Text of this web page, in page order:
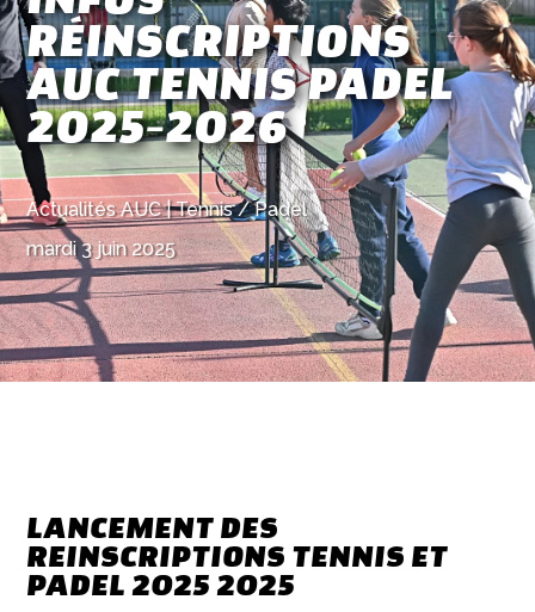
RÉINSCRIPTIONS
AUC TENNIS PADEL
2025-2026
Actualités AUC|Tennis / Padel
mardi 3 juin 2025
LANCEMENT DES
REINSCRIPTIONS TENNIS ET
PADEL 2025 2025